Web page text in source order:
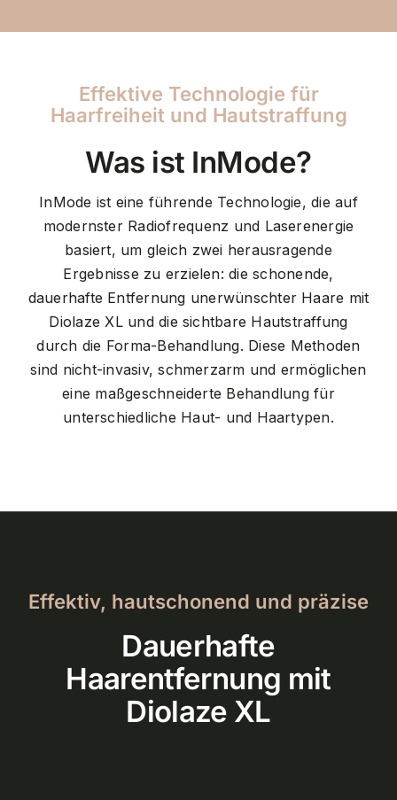
Effektive Technologie für
Haarfreiheit und Hautstraffung
Was ist InMode?
InMode ist eine führende Technologie, die auf
modernster Radiofrequenz und Laserenergie
basiert, um gleich zwei herausragende
Ergebnisse zu erzielen: die schonende,
dauerhafte Entfernung unerwünschter Haare mit
Diolaze XL und die sichtbare Hautstraffung
durch die Forma-Behandlung. Diese Methoden
sind nicht-invasiv, schmerzarm und ermöglichen
eine maßgeschneiderte Behandlung für
unterschiedliche Haut- und Haartypen.
Effektiv, hautschonend und präzise
Dauerhafte
Haarentfernung mit
Diolaze XL